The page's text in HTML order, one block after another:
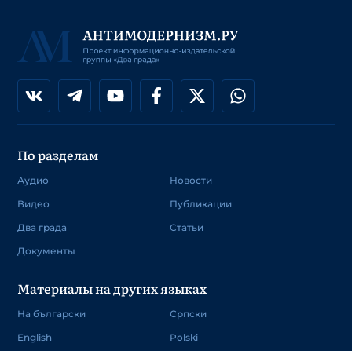
По разделам
Аудио
Видео
Два града
Документы
Новости
Публикации
Статьи
Материалы на других языках
На български
English
Српски
Polski